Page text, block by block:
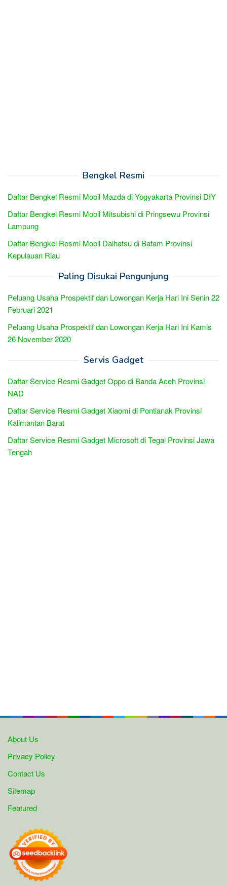
Bengkel Resmi
Daftar Bengkel Resmi Mobil Mazda di Yogyakarta Provinsi DIY
Daftar Bengkel Resmi Mobil Mitsubishi di Pringsewu Provinsi
Lampung
Daftar Bengkel Resmi Mobil Daihatsu di Batam Provinsi
Kepulauan Riau
Paling Disukai Pengunjung
Peluang Usaha Prospektif dan Lowongan Kerja Hari Ini Senin 22
Februari 2021
Peluang Usaha Prospektif dan Lowongan Kerja Hari Ini Kamis
26 November 2020
Servis Gadget
Daftar Service Resmi Gadget Oppo di Banda Aceh Provinsi
NAD
Daftar Service Resmi Gadget Xiaomi di Pontianak Provinsi
Kalimantan Barat
Daftar Service Resmi Gadget Microsoft di Tegal Provinsi Jawa
Tengah
About Us
Privacy Policy
Contact Us
Sitemap
Featured